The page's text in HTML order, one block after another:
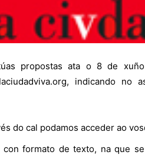
propostas ata o 8 de
indicando no
do cal podamos acceder ao
con formato de texto, na que